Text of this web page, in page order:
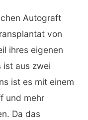
Autograft
von
ihres eigenen
ist aus zwei
ist es mit einem
und mehr
Da das